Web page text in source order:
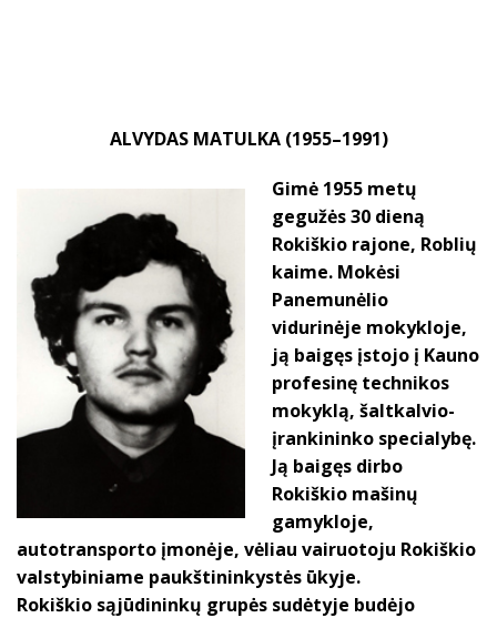
ALVYDAS MATULKA (1955–1991)
Gimė 1955 metų
gegužės 30 dieną
Rokiškio rajone, Roblių
kaime. Mokėsi
Panemunėlio
vidurinėje mokykloje,
ją baigęs įstojo į Kauno
profesinę technikos
mokyklą, šaltkalvio-
įrankininko specialybę.
Ją baigęs dirbo
Rokiškio mašinų
gamykloje,
autotransporto įmonėje, vėliau vairuotoju Rokiškio
valstybiniame paukštininkystės ūkyje.
Rokiškio sąjūdininkų grupės sudėtyje budėjo